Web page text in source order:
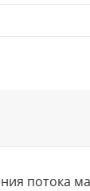
потока